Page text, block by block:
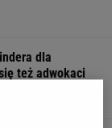
dla
też adwokaci